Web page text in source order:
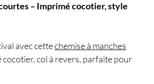
– Imprimé cocotier, style
avec cettechemise à manches
col à revers, parfaite pour